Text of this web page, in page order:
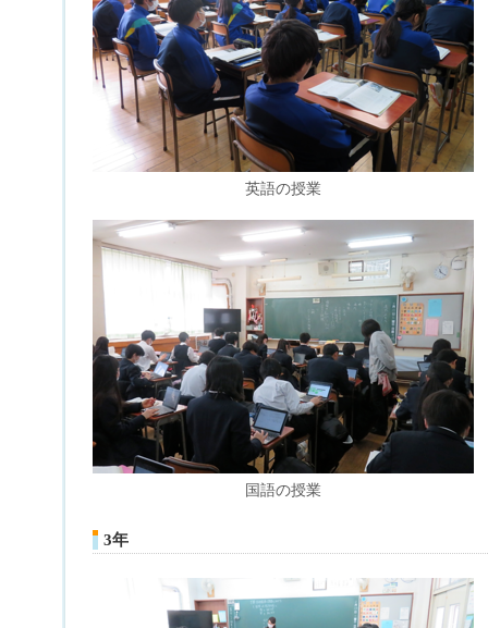
英語の授業
国語の授業
3年